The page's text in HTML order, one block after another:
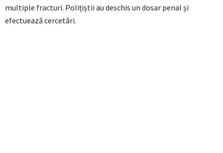
multiple fracturi. Polițiștii au deschis un dosar penal și
efectuează cercetări.